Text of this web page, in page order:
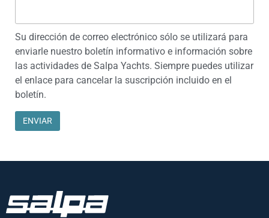
Su dirección de correo electrónico sólo se utilizará para
enviarle nuestro boletín informativo e información sobre
las actividades de Salpa Yachts. Siempre puedes utilizar
el enlace para cancelar la suscripción incluido en el
boletín.